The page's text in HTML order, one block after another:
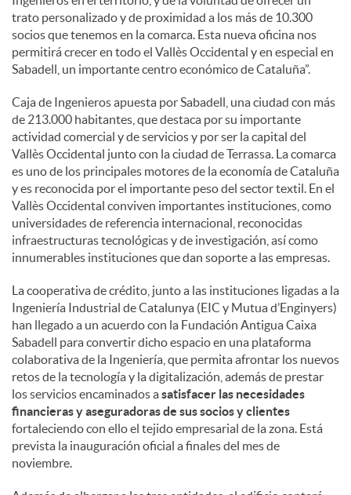
trato personalizado y de proximidad a los más de 10.300
socios que tenemos en la comarca. Esta nueva oficina nos
permitirá crecer en todo el Vallès Occidental y en especial en
Sabadell, un importante centro económico de Cataluña”.
Caja de Ingenieros apuesta por Sabadell, una ciudad con más
de 213.000 habitantes, que destaca por su importante
actividad comercial y de servicios y por ser la capital del
Vallès Occidental junto con la ciudad de Terrassa. La comarca
es uno de los principales motores de la economía de Cataluña
y es reconocida por el importante peso del sector textil. En el
Vallès Occidental conviven importantes instituciones, como
universidades de referencia internacional, reconocidas
infraestructuras tecnológicas y de investigación, así como
innumerables instituciones que dan soporte a las empresas.
La cooperativa de crédito, junto a las instituciones ligadas a la
Ingeniería Industrial de Catalunya (EIC y Mutua d’Enginyers)
han llegado a un acuerdo con la Fundación Antigua Caixa
Sabadell para convertir dicho espacio en una plataforma
colaborativa de la Ingeniería, que permita afrontar los nuevos
retos de la tecnología y la digitalización, además de prestar
los servicios encaminados asatisfacer las necesidades
financieras y aseguradoras de sus socios y clientes
fortaleciendo con ello el tejido empresarial de la zona. Está
prevista la inauguración oficial a finales del mes de
noviembre.